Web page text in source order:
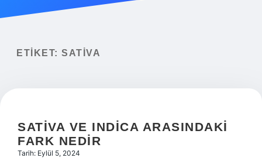
Yasal Uyarı
ETIKET: SATIVA
SATIVA VE INDICA ARASINDAKI
FARK NEDIR
Tarih: Eylül 5, 2024